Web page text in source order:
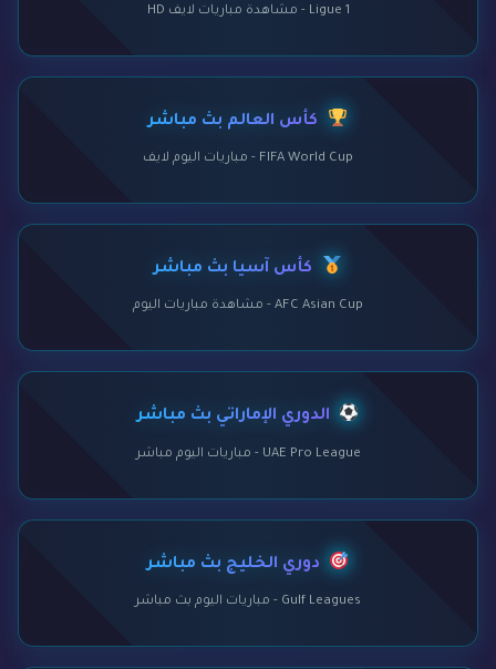
Ligue 1 - مشاهدة مباريات لايف HD
كأس العالم بث مباشر
FIFA World Cup - مباريات اليوم لايف
كأس آسيا بث مباشر
AFC Asian Cup - مشاهدة مباريات اليوم
الدوري الإماراتي بث مباشر
UAE Pro League - مباريات اليوم مباشر
دوري الخليج بث مباشر
Gulf Leagues - مباريات اليوم بث مباشر